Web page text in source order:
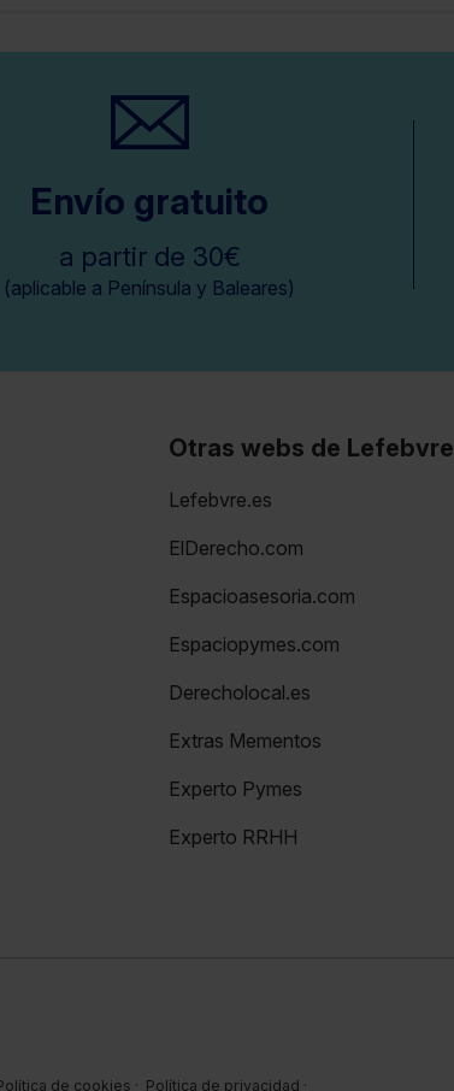
Envío gratuito
a partir de 30€
(aplicable a Península y Baleares)
Otras webs de Lefebvre
Lefebvre.es
ElDerecho.com
Espacioasesoria.com
Espaciopymes.com
Derecholocal.es
Extras Mementos
Experto Pymes
Experto RRHH
de cookies · Política de privacidad ·